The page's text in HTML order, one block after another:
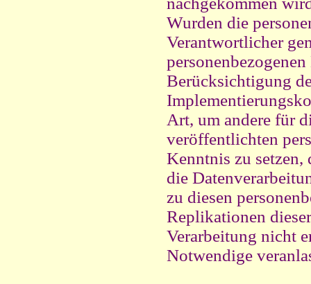
Wurden die
Verantwortlicher
Berücksichtigung
Art, um andere für
veröffentlichten
Kenntnis zu setzen,
die
zu diesen
Replikationen
Verarbeitung nicht
Notwendige